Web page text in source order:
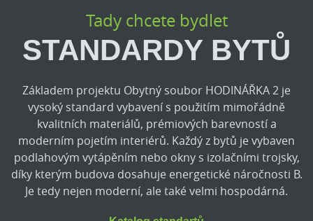
Tady chcete bydlet
STANDARDY BYTŮ
Základem projektu Obytný soubor HODINÁŘKA 2 je
vysoký standard vybavení s použitím mimořádně
kvalitních materiálů, prémiových barevností a
moderním pojetím interiérů. Každý z bytů je vybaven
podlahovým vytápěním nebo okny s izolačními trojsky,
díky kterým budova dosahuje energetické náročnosti B.
Je tedy nejen moderní, ale také velmi hospodárná.